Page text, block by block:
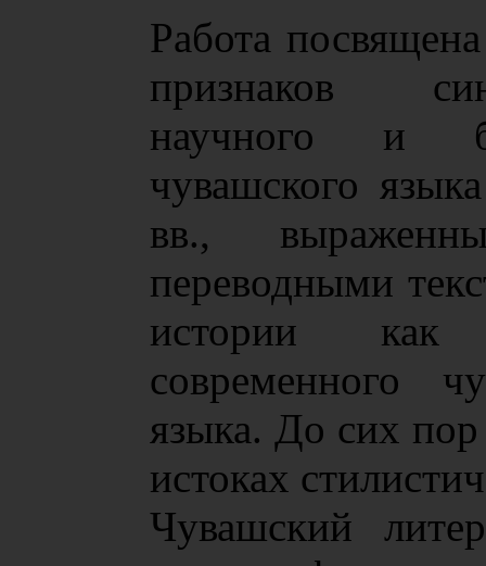
Работа
признаков
научного и
чувашского
вв.,
переводными
истории как
современного
языка. До сих пор
истоках
Чувашский